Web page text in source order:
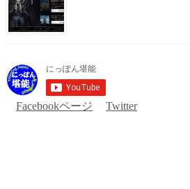
Facebookページ Twitter